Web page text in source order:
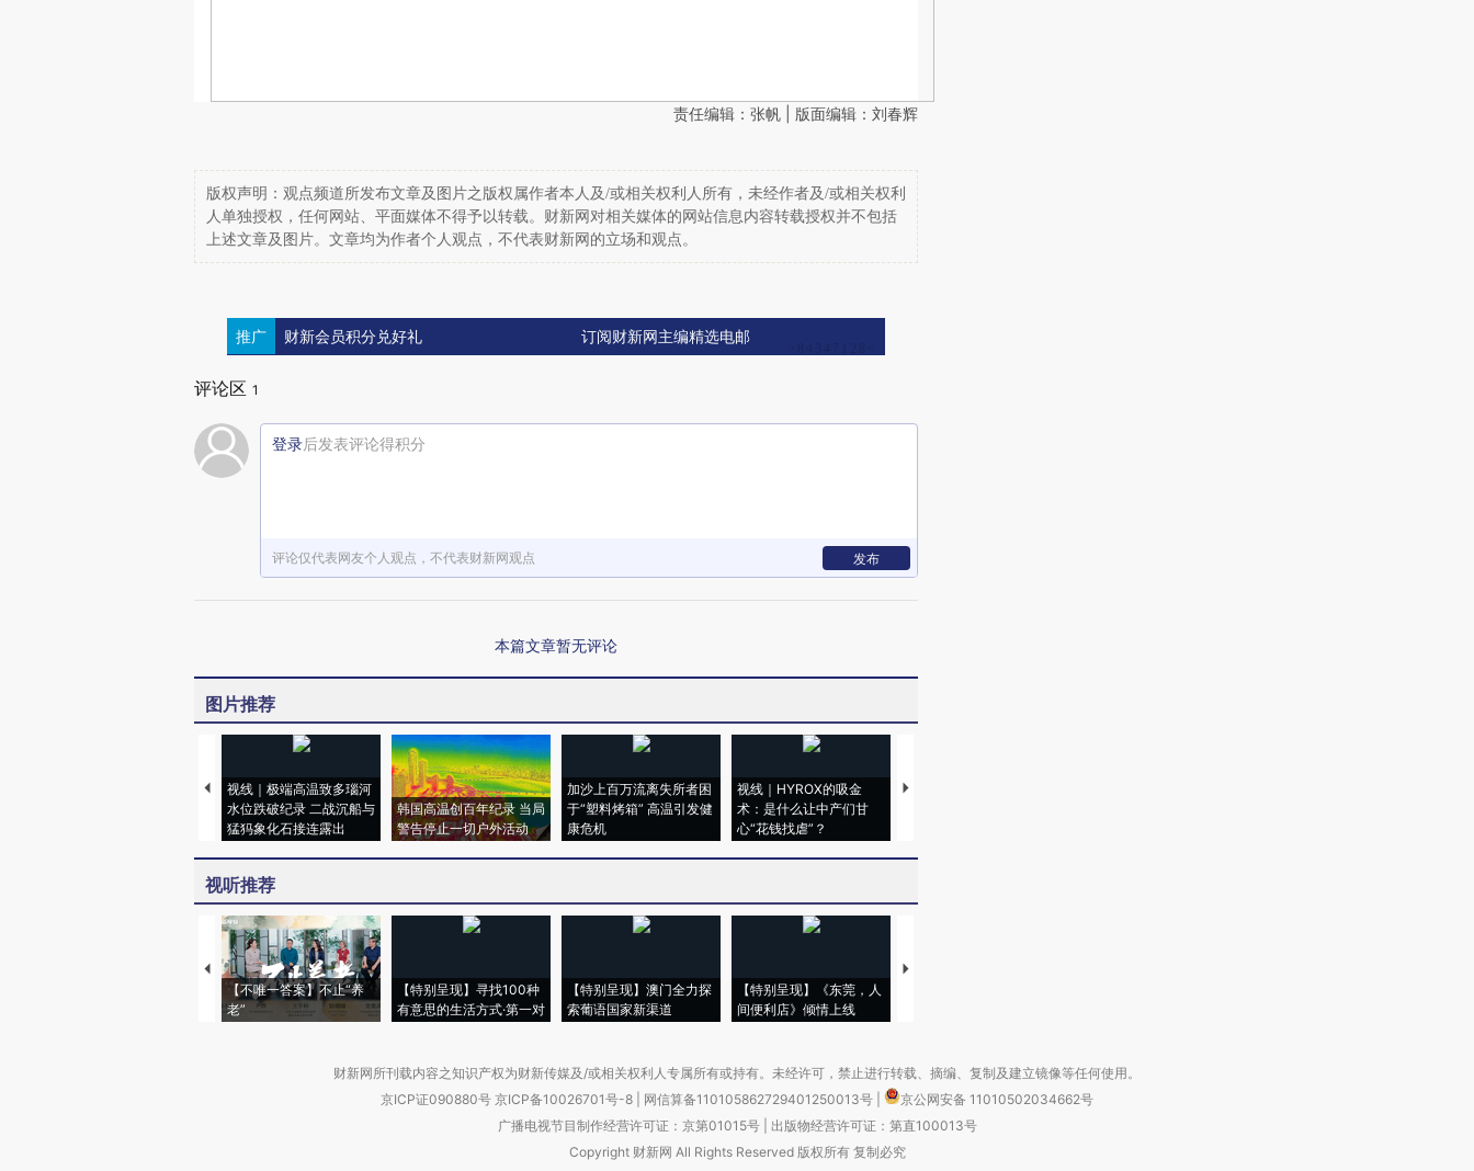
责任编辑：张帆 | 版面编辑：刘春辉
版权声明：观点频道所发布文章及图片之版权属作者本人及/或相关权利人所有，未经作者及/或相关权利
人单独授权，任何网站、平面媒体不得予以转载。财新网对相关媒体的网站信息内容转载授权并不包括
上述文章及图片。文章均为作者个人观点，不代表财新网的立场和观点。
推广 财新会员积分兑好礼 订阅财新网主编精选电邮
评论区 1
登录后发表评论得积分
评论仅代表网友个人观点，不代表财新网观点 发布
本篇文章暂无评论
图片推荐
视线｜极端高温致多瑙河
水位跌破纪录 二战沉船与
猛犸象化石接连露出
韩国高温创百年纪录 当局
警告停止一切户外活动
加沙上百万流离失所者困
于“塑料烤箱” 高温引发健
康危机
视线｜HYROX的吸金
术：是什么让中产们甘
心“花钱找虐”？
马航飞行员跨国走私7万
视听推荐
【不唯一答案】不止“养
老”
【特别呈现】寻找100种
有意思的生活方式·第一对
【特别呈现】澳门全力探
索葡语国家新渠道
【特别呈现】《东莞，人
间便利店》倾情上线
【推广】走进第四届链博
财新网所刊载内容之知识产权为财新传媒及/或相关权利人专属所有或持有。未经许可，禁止进行转载、摘编、复制及建立镜像等任何使用。
京ICP证090880号 京ICP备10026701号-8 网信算备110105862729401250013号
京公网安备 11010502034662号
广播电视节目制作经营许可证：京第01015号| 出版物经营许可证：第直100013号
Copyright 财新网 All Rights Reserved 版权所有 复制必究